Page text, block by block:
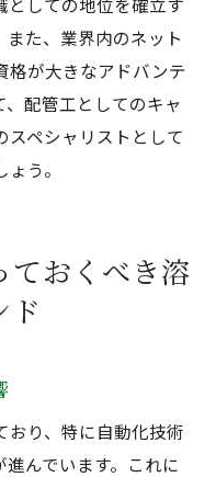
た、業界内のネット
格が大きなアドバンテ
配管工としてのキャ
スペシャリストとして
う。
ておくべき溶
ド
おり、特に自動化技術
んでいます。これに